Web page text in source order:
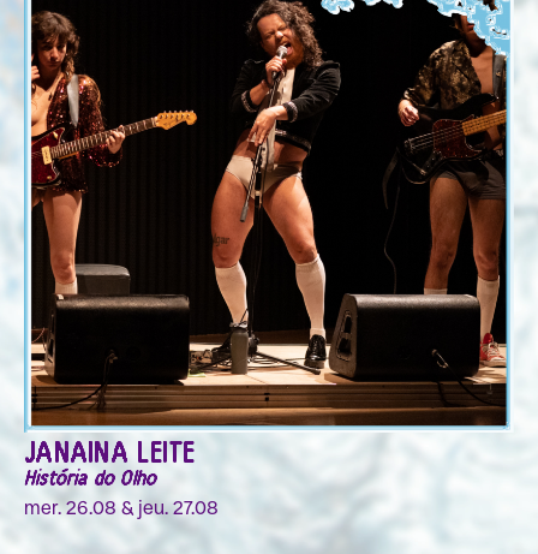
JANAINA LEITE
História do Olho
mer. 26.08 & jeu. 27.08